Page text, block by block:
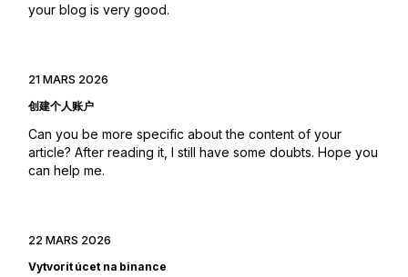
your blog is very good.
21 MARS 2026
创建个人账户
Can you be more specific about the content of your
article? After reading it, I still have some doubts. Hope you
can help me.
22 MARS 2026
Vytvorit úcet na binance